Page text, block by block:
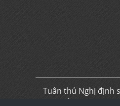
Tuân thủ Nghị định
chia sẻ kiến thức